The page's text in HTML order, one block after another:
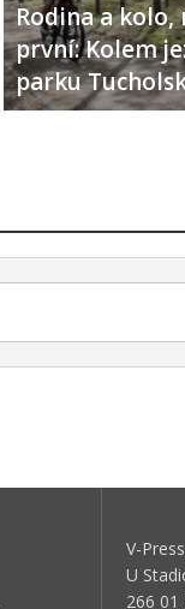
Rodina a kolo,
první: Kolem
parku
V-
U
266 01